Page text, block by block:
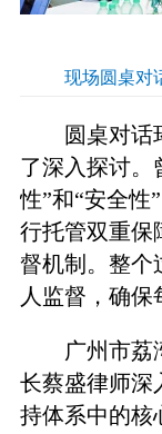
现场圆桌对
圆桌对话
了深入探讨。
性”和“安全性
行托管双重保
督机制。整个
人监督，确保
广州市荔
长蔡盛律师深
持体系中的核